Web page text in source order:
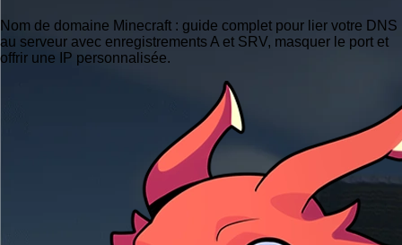
Nom de domaine Minecraft : guide complet pour lier votre DNS
au serveur avec enregistrements A et SRV, masquer le port et
offrir une IP personnalisée.